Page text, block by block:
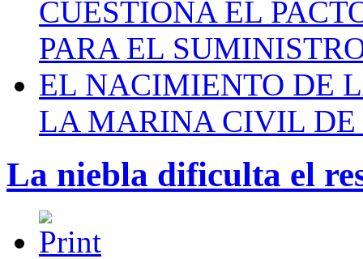
CUESTIONA EL
PARA EL
EL NACIMIENTO DE
LA MARINA CIVIL DE
La niebla dificulta el